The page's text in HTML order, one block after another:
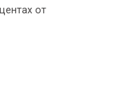
от